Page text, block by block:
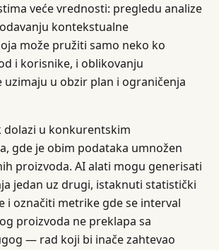
veće vrednosti: pregledu analize
kontekstualne
može pružiti samo neko ko
i korisnike, i oblikovanju
u obzir plan i ograničenja
dolazi u konkurentskim
gde je obim podataka umnožen
proizvoda. AI alati mogu generisati
jedan uz drugi, istaknuti statistički
i označiti metrike gde se interval
proizvoda ne preklapa sa
— rad koji bi inače zahtevao